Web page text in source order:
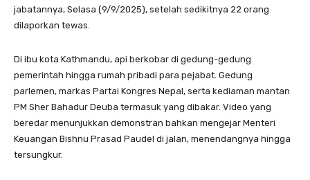
jabatannya, Selasa (9/9/2025), setelah sedikitnya 22 orang
dilaporkan tewas.
Di ibu kota Kathmandu, api berkobar di gedung-gedung
pemerintah hingga rumah pribadi para pejabat. Gedung
parlemen, markas Partai Kongres Nepal, serta kediaman mantan
PM Sher Bahadur Deuba termasuk yang dibakar. Video yang
beredar menunjukkan demonstran bahkan mengejar Menteri
Keuangan Bishnu Prasad Paudel di jalan, menendangnya hingga
tersungkur.